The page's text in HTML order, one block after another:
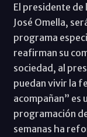
El presidente de
José Omella,
programa
reafirman su
sociedad, al
puedan vivir la
acompañan” es
programación
semanas ha